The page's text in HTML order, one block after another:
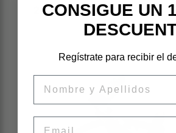
29,04 € iva inc
CONSIGUE UN
Regístrate para recibir el